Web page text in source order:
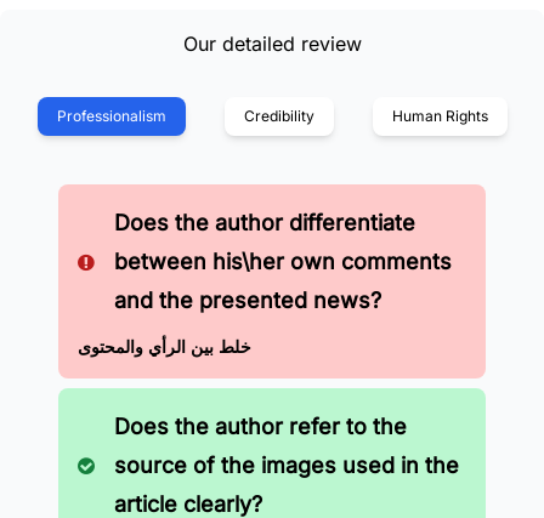
Our detailed review
Professionalism Credibility Human Rights
Does the author differentiate
between his\her own comments
and the presented news?
خلط بين الرأي والمحتوى
Does the author refer to the
source of the images used in the
article clearly?